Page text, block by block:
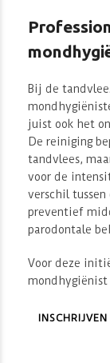
Bij de
juist ook het
De reiniging
tandvlees,
voor de
verschil
preventief
parodontale
Voor deze
mondhygiënist
INSCHRIJVEN